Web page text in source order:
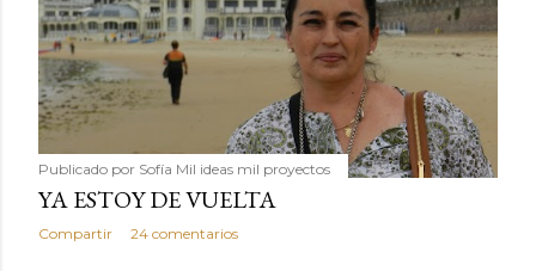
Publicado por Sofía Mil ideas mil proyectos
YA ESTOY DE VUELTA
Compartir 24 comentarios